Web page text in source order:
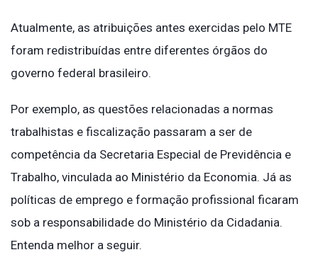
Atualmente, as atribuições antes exercidas pelo MTE
foram redistribuídas entre diferentes órgãos do
governo federal brasileiro.
Por exemplo, as questões relacionadas a normas
trabalhistas e fiscalização passaram a ser de
competência da Secretaria Especial de Previdência e
Trabalho, vinculada ao Ministério da Economia. Já as
políticas de emprego e formação profissional ficaram
sob a responsabilidade do Ministério da Cidadania.
Entenda melhor a seguir.